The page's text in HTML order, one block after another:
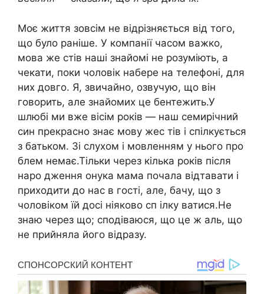
Моє життя зовсім не відрізняється від того,
що було раніше. У компанії часом важко,
мова же стів наші знайомі не розуміють, а
чекати, поки чоловік набере на телефоні, для
них довго. Я, звичайно, озвучую, що він
говорить, але знайомих це бентежить.У
шлюбі ми вже вісім років — наш семирічний
син прекрасно знає мову жес тів і спілкується
з батьком. Зі слухом і мовленням у нього про
блем немає.Тільки через кілька років після
наро дження онука мама почала відтавати і
приходити до нас в гості, але, бачу, що з
чоловіком їй досі ніяково сп ілку ватися.Не
знаю через що; сподіваюся, що це ж аль, що
не прийняла його відразу.